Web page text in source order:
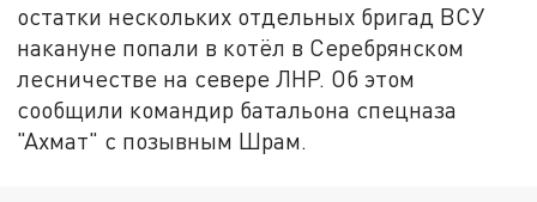
остатки нескольких отдельных бригад ВСУ
накануне попали в котёл в Серебрянском
лесничестве на севере ЛНР. Об этом
сообщили командир батальона спецназа
"Ахмат" с позывным Шрам.